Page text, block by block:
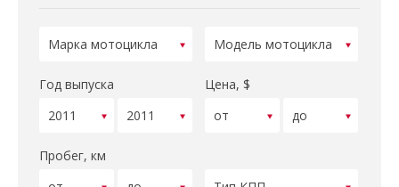
Год выпуска Цена, $
Пробег, км